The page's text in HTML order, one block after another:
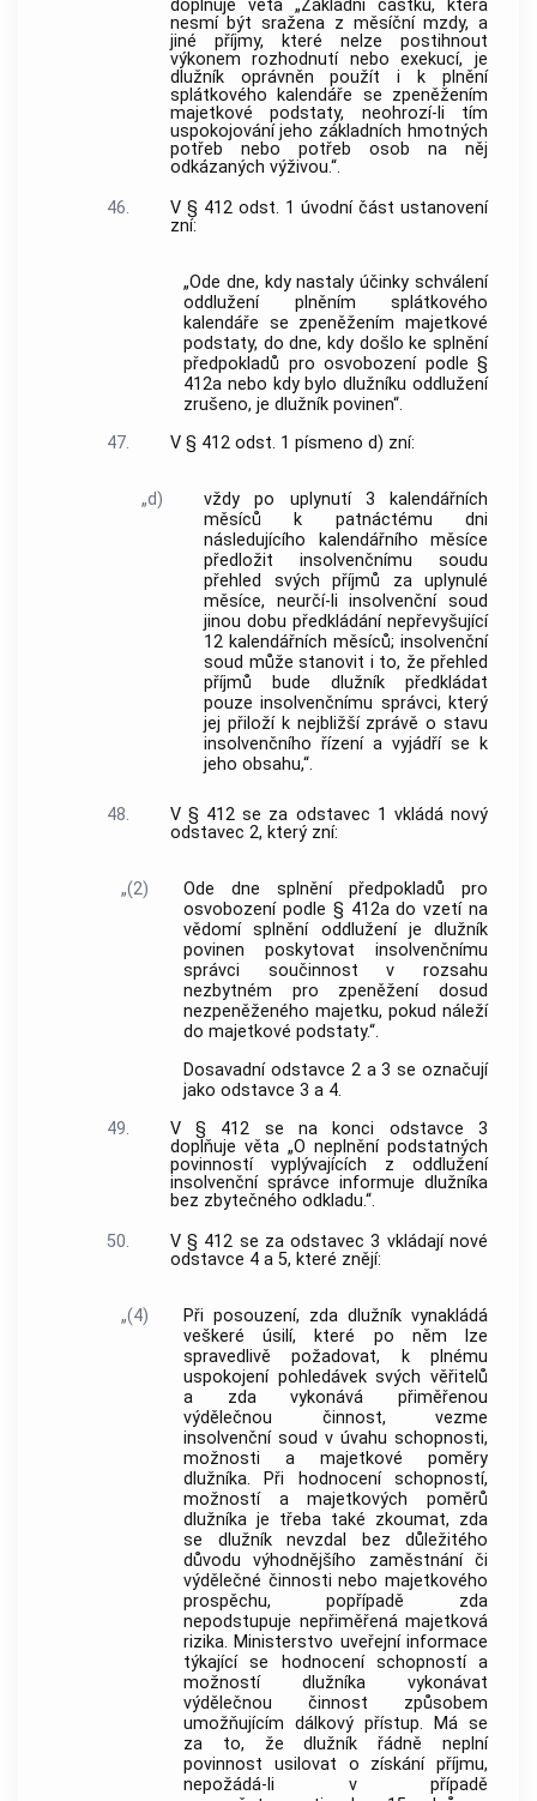
doplňuje věta „Základní částku, která
nesmí být sražena z měsíční mzdy, a
jiné příjmy, které nelze postihnout
výkonem rozhodnutí nebo exekucí, je
dlužník oprávněn použít i k plnění
splátkového kalendáře se zpeněžením
majetkové podstaty, neohrozí-li tím
uspokojování jeho základních hmotných
potřeb nebo potřeb osob na něj
odkázaných výživou.“.
46.
V § 412 odst. 1 úvodní část ustanovení
zní:
„Ode dne, kdy nastaly účinky schválení
oddlužení plněním splátkového
kalendáře se zpeněžením majetkové
podstaty, do dne, kdy došlo ke splnění
předpokladů pro osvobození podle §
412a nebo kdy bylo dlužníku oddlužení
zrušeno, je dlužník povinen“.
47.
V § 412 odst. 1 písmeno d) zní:
„d)
vždy po uplynutí 3 kalendářních
měsíců k patnáctému dni
následujícího kalendářního měsíce
předložit insolvenčnímu soudu
přehled svých příjmů za uplynulé
měsíce, neurčí-li insolvenční soud
jinou dobu předkládání nepřevyšující
12 kalendářních měsíců; insolvenční
soud může stanovit i to, že přehled
příjmů bude dlužník předkládat
pouze insolvenčnímu správci, který
jej přiloží k nejbližší zprávě o stavu
insolvenčního řízení a vyjádří se k
jeho obsahu,“.
48.
V § 412 se za odstavec 1 vkládá nový
odstavec 2, který zní:
„(2)
Ode dne splnění předpokladů pro
osvobození podle § 412a do vzetí na
vědomí splnění oddlužení je dlužník
povinen poskytovat insolvenčnímu
správci součinnost v rozsahu
nezbytném pro zpeněžení dosud
nezpeněženého majetku, pokud náleží
do majetkové podstaty.“.
Dosavadní odstavce 2 a 3 se označují
jako odstavce 3 a 4.
49.
V § 412 se na konci odstavce 3
doplňuje věta „O neplnění podstatných
povinností vyplývajících z oddlužení
insolvenční správce informuje dlužníka
bez zbytečného odkladu.“.
50.
V § 412 se za odstavec 3 vkládají nové
odstavce 4 a 5, které znějí:
„(4)
Při posouzení, zda dlužník vynakládá
veškeré úsilí, které po něm lze
spravedlivě požadovat, k plnému
uspokojení pohledávek svých věřitelů
a zda vykonává přiměřenou
výdělečnou činnost, vezme
insolvenční soud v úvahu schopnosti,
možnosti a majetkové poměry
dlužníka. Při hodnocení schopností,
možností a majetkových poměrů
dlužníka je třeba také zkoumat, zda
se dlužník nevzdal bez důležitého
důvodu výhodnějšího zaměstnání či
výdělečné činnosti nebo majetkového
prospěchu, popřípadě zda
nepodstupuje nepřiměřená majetková
rizika. Ministerstvo uveřejní informace
týkající se hodnocení schopností a
možností dlužníka vykonávat
výdělečnou činnost způsobem
umožňujícím dálkový přístup. Má se
za to, že dlužník řádně neplní
povinnost usilovat o získání příjmu,
nepožádá-li v případě